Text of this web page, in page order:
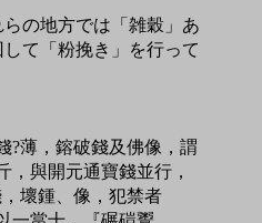
の地方では「雑穀」あ
て「粉挽き」を行って
?薄，鎔破錢及佛像，謂
與開元通寶錢並行，
壞鍾、像，犯禁者